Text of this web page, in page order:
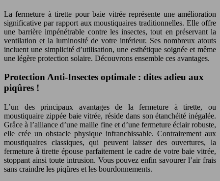
La fermeture à tirette pour baie vitrée représente une amélioration
significative par rapport aux moustiquaires traditionnelles. Elle offre
une barrière impénétrable contre les insectes, tout en préservant la
ventilation et la luminosité de votre intérieur. Ses nombreux atouts
incluent une simplicité d’utilisation, une esthétique soignée et même
une légère protection solaire. Découvrons ensemble ces avantages.
Protection Anti-Insectes optimale : dites adieu aux
piqûres !
L’un des principaux avantages de la fermeture à tirette, ou
moustiquaire zippée baie vitrée, réside dans son étanchéité inégalée.
Grâce à l’alliance d’une maille fine et d’une fermeture éclair robuste,
elle crée un obstacle physique infranchissable. Contrairement aux
moustiquaires classiques, qui peuvent laisser des ouvertures, la
fermeture à tirette épouse parfaitement le cadre de votre baie vitrée,
stoppant ainsi toute intrusion. Vous pouvez enfin savourer l’air frais
sans craindre les piqûres et les bourdonnements.